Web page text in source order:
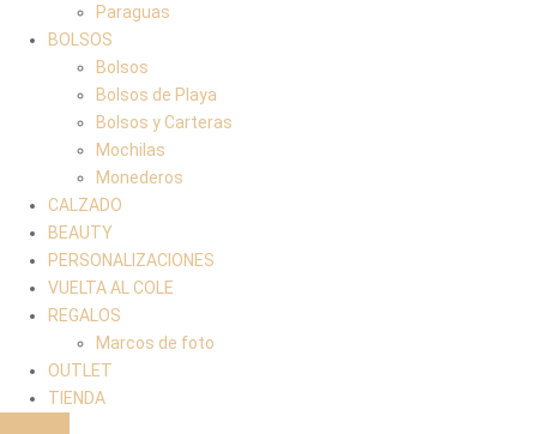
Paraguas
BOLSOS
Bolsos
Bolsos de Playa
Bolsos y Carteras
Mochilas
Monederos
CALZADO
BEAUTY
PERSONALIZACIONES
VUELTA AL COLE
REGALOS
Marcos de foto
OUTLET
TIENDA